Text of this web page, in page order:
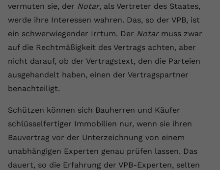
vermuten sie, der Notar, als Vertreter des Staates,
werde ihre Interessen wahren. Das, so der VPB, ist
ein schwerwiegender Irrtum. Der Notarmuss zwar
auf die Rechtmäßigkeit des Vertrags achten, aber
nicht darauf, ob der Vertragstext, den die Parteien
ausgehandelt haben, einen der Vertragspartner
benachteiligt.
Schützen können sich Bauherren und Käufer
schlüsselfertiger Immobilien nur, wenn sie ihren
Bauvertrag vor der Unterzeichnung von einem
unabhängigen Experten genau prüfen lassen. Das
dauert, so die Erfahrung der VPB-Experten, selten
Laufzeit Session
Zweck
Videopräferenzen des Nutzers zu
speichern, der eingebettete YouTube-